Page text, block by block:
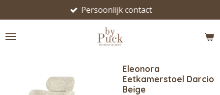
direct
naar
Persoonlijk contact
Eleonora
Eetkamerstoel Darcio
Beige